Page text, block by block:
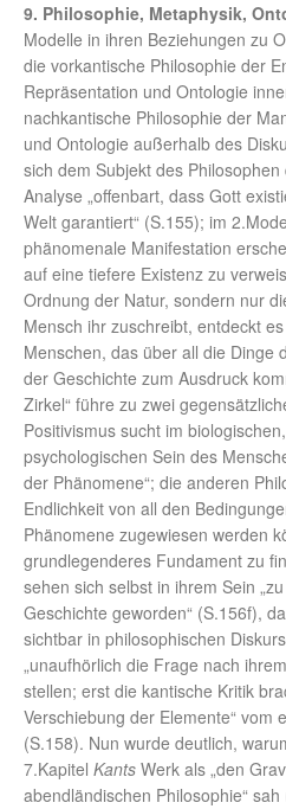
9. Philosophie, Metaphysik,
Modelle in ihren Beziehungen zu
die vorkantische Philosophie der
Repräsentation und Ontologie
nachkantische Philosophie der
und Ontologie außerhalb des
sich dem Subjekt des
Analyse „offenbart, dass Gott
Welt garantiert“ (S.155); im
phänomenale Manifestation
auf eine tiefere Existenz zu
Ordnung der Natur, sondern nur
Mensch ihr zuschreibt, entdeckt
Menschen, das über all die Dinge
der Geschichte zum Ausdruck
Zirkel“ führe zu zwei
Positivismus sucht im
psychologischen Sein des
der Phänomene“; die anderen
Endlichkeit von all den
Phänomene zugewiesen werden
grundlegenderes Fundament zu
sehen sich selbst in ihrem Sein
Geschichte geworden“ (S.156f),
sichtbar in philosophischen
„unaufhörlich die Frage nach
stellen; erst die kantische Kritik
Verschiebung der Elemente“ vom
(S.158). Nun wurde deutlich,
7.Kapitel Kants Werk als „den
abendländischen Philosophie“ sah